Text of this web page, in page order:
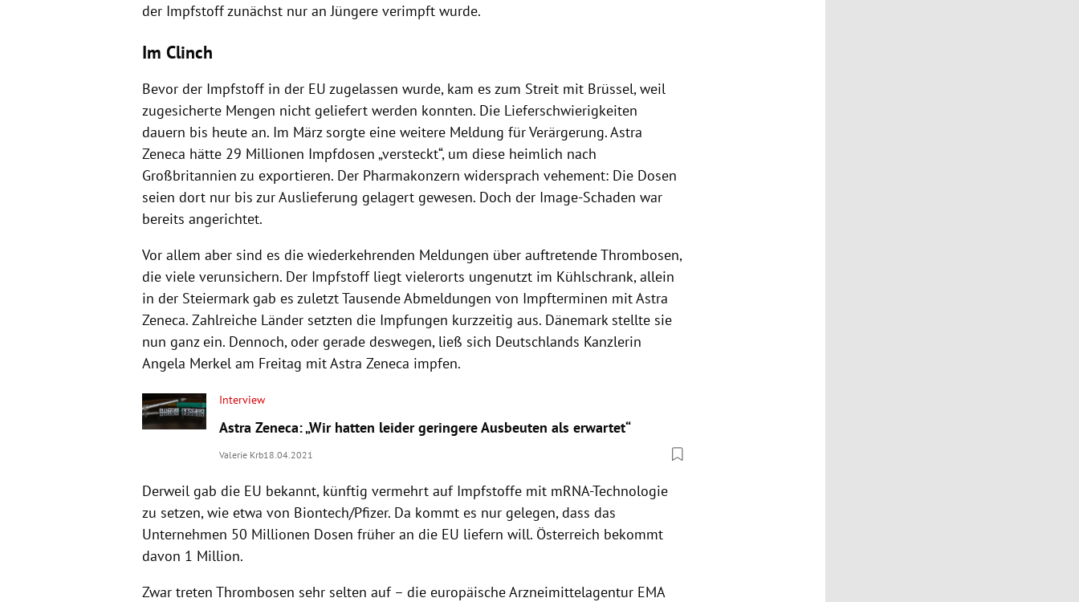
der Impfstoff zunächst nur an Jüngere verimpft wurde.
Im Clinch
Bevor der Impfstoff in der EU zugelassen wurde, kam es zum Streit mit Brüssel, weil
zugesicherte Mengen nicht geliefert werden konnten. Die Lieferschwierigkeiten
dauern bis heute an. Im März sorgte eine weitere Meldung für Verärgerung. Astra
Zeneca hätte 29 Millionen Impfdosen „versteckt“, um diese heimlich nach
Großbritannien zu exportieren. Der Pharmakonzern widersprach vehement: Die Dosen
seien dort nur bis zur Auslieferung gelagert gewesen. Doch der Image-Schaden war
bereits angerichtet.
Vor allem aber sind es die wiederkehrenden Meldungen über auftretende Thrombosen,
die viele verunsichern. Der Impfstoff liegt vielerorts ungenutzt im Kühlschrank, allein
in der Steiermark gab es zuletzt Tausende Abmeldungen von Impfterminen mit Astra
Zeneca. Zahlreiche Länder setzten die Impfungen kurzzeitig aus. Dänemark stellte sie
nun ganz ein. Dennoch, oder gerade deswegen, ließ sich Deutschlands Kanzlerin
Angela Merkel am Freitag mit Astra Zeneca impfen.
Interview
Astra Zeneca: „Wir hatten leider geringere Ausbeuten als erwartet“
Valerie Krb18.04.2021
Derweil gab die EU bekannt, künftig vermehrt auf Impfstoffe mit mRNA-Technologie
zu setzen, wie etwa von Biontech/Pfizer. Da kommt es nur gelegen, dass das
Unternehmen 50 Millionen Dosen früher an die EU liefern will. Österreich bekommt
davon 1 Million.
Zwar treten Thrombosen sehr selten auf – die europäische Arzneimittelagentur EMA